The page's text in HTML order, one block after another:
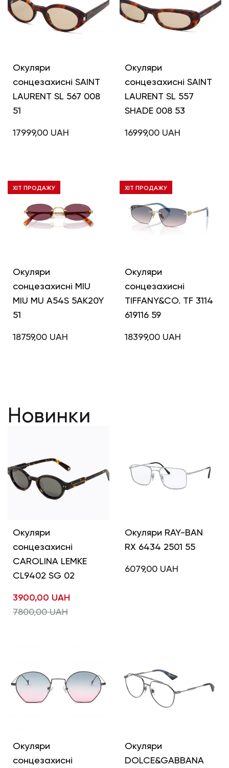
Окуляри
сонцезахисні SAINT
LAURENT SL 567 008
51
17999,00 UAH
Окуляри
сонцезахисні SAINT
LAURENT SL 557
SHADE 008 53
16999,00 UAH
ХІТ ПРОДАЖУ
Окуляри
сонцезахисні MIU
MIU MU A54S 5AK20Y
51
18759,00 UAH
ХІТ ПРОДАЖУ
Окуляри
сонцезахисні
TIFFANY&CO. TF 3114
619116 59
18399,00 UAH
Новинки
Окуляри
сонцезахисні
CAROLINA LEMKE
CL9402 SG 02
3900,00 UAH
7800,00UAH
Окуляри RAY-BAN
RX 6434 2501 55
6079,00 UAH
Окуляри
сонцезахисні
Окуляри
DOLCE&GABBANA